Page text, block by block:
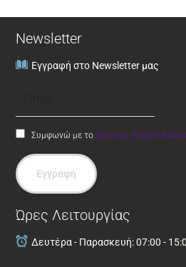
Newsletter
Εγγραφή στο Newsletter μας
Συμφωνώ με τοΌροι και
Εγγραφή
Ώρες Λειτουργίας
Δευτέρα - Παρασκευή: 07:00 -